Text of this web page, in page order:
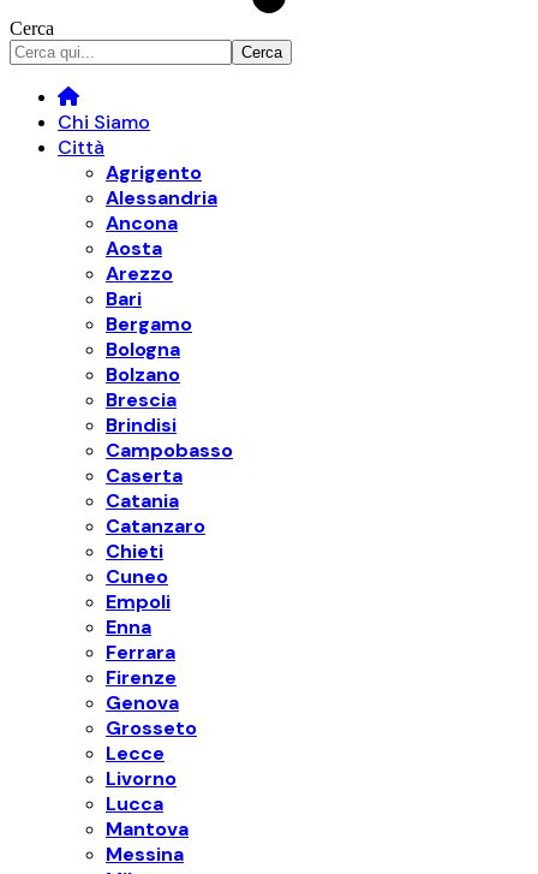
Cerca
Chi Siamo
Città
Agrigento
Alessandria
Ancona
Aosta
Arezzo
Bari
Bergamo
Bologna
Bolzano
Brescia
Brindisi
Campobasso
Caserta
Catania
Catanzaro
Chieti
Cuneo
Empoli
Enna
Ferrara
Firenze
Genova
Grosseto
Lecce
Livorno
Lucca
Mantova
Messina